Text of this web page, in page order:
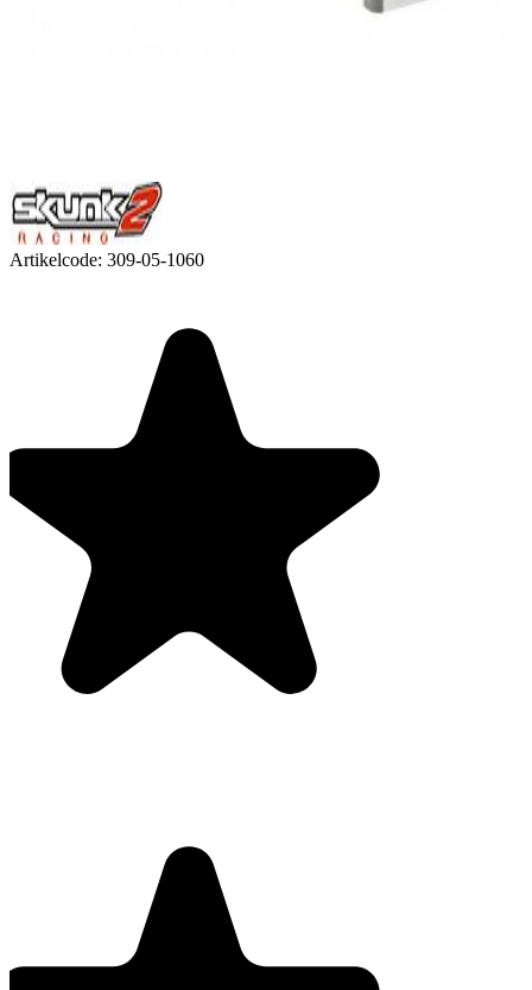
Artikelcode: 309-05-1060